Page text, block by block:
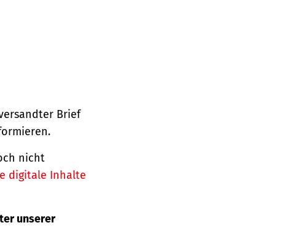
Brief
nicht
digitale Inhalte
unserer